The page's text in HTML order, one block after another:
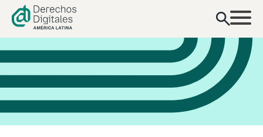
contenido